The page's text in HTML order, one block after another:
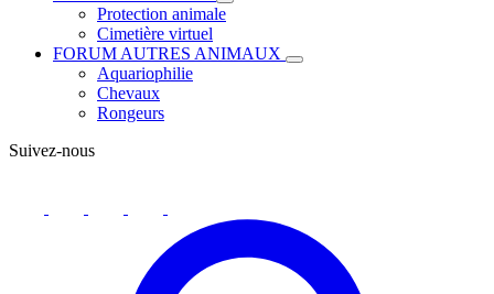
Protection animale
Cimetière virtuel
FORUM AUTRES ANIMAUX
Aquariophilie
Chevaux
Rongeurs
Suivez-nous